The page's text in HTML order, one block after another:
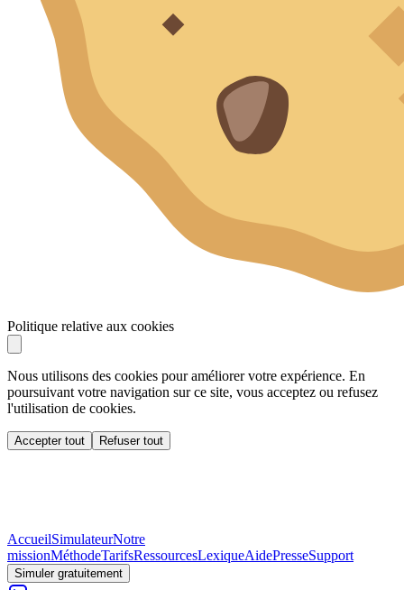
Politique relative aux cookies
Nous utilisons des cookies pour améliorer votre expérience. En
poursuivant votre navigation sur ce site, vous acceptez ou refusez
l'utilisation de cookies.
Accepter tout Refuser tout
AccueilSimulateurNotre
missionMéthodeTarifsRessourcesLexiqueAidePresseSupport
Simuler gratuitement